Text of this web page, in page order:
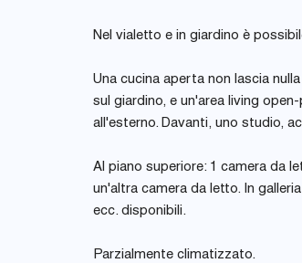
Nel vialetto e in giardino è
Una cucina aperta non lascia
sul giardino, e un'area living
all'esterno. Davanti, uno studio,
Al piano superiore: 1 camera da
un'altra camera da letto. In
ecc. disponibili.
Parzialmente climatizzato.